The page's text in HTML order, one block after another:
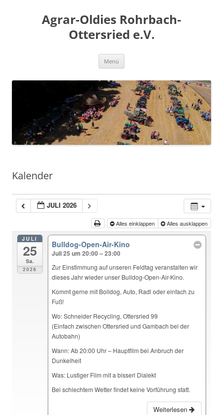
Agrar-Oldies Rohrbach-
Ottersried e.V.
Menü
Kalender
JULI 2026
Alles einklappen Alles ausklappen
JULI
25
Sa.
2026
Bulldog-Open-Air-Kino
Juli 25 um 20:00 – 23:00
Zur Einstimmung auf unseren Feldtag veranstalten wir
dieses Jahr wieder unser Bulldog-Open-Air-Kino.
Kommt gerne mit Bolldog, Auto, Radl oder einfach zu
Fuß!
Wo: Schneider Recycling, Ottersried 99
(Einfach zwischen Ottersried und Gambach bei der
Autobahn)
Wann: Ab 20:00 Uhr – Hauptfilm bei Anbruch der
Dunkelheit
Was: Lustiger Film mit a bisserl Dialekt
Bei schlechtem Wetter findet keine Vorführung statt.
Weiterlesen